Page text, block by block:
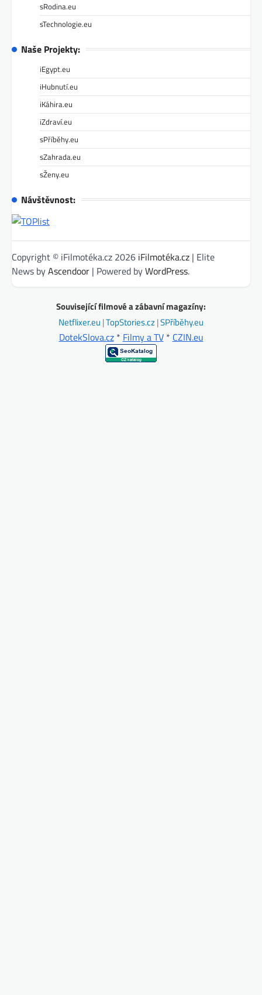
sRodina.eu
sTechnologie.eu
Naše Projekty:
iEgypt.eu
iHubnutí.eu
iKáhira.eu
iZdraví.eu
sPříběhy.eu
sZahrada.eu
sŽeny.eu
Návštěvnost:
Copyright © iFilmotéka.cz 2026 iFilmotéka.cz | Elite
News byAscendoor | Powered byWordPress.
Související filmové a zábavní magazíny:
Netflixer.eu |TopStories.cz|SPříběhy.eu
DotekSlova.cz* Filmy a TV* CZIN.eu